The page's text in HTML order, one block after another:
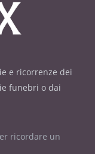
e ricorrenze dei
funebri o dai
ricordare un